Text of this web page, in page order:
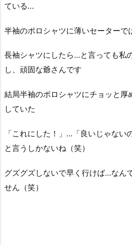
ている…
半袖のポロシャツに薄いセーターで
長袖シャツにしたら…と言っても私
し、頑固な爺さんです
結局半袖のポロシャツにチョッと厚
していた
「これにした！」…「良いじゃない
と言うしかないね（笑）
グズグズしないで早く行けば…なん
せん（笑）